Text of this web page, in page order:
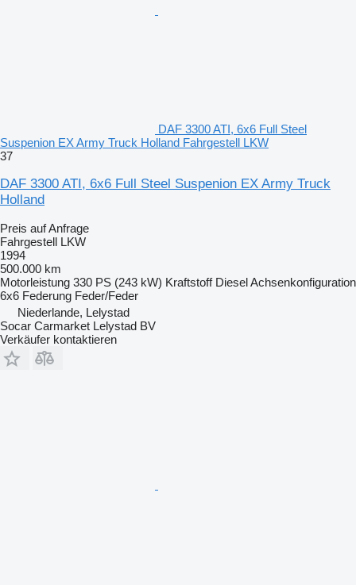
DAF 3300 ATI, 6x6 Full Steel
Suspenion EX Army Truck Holland Fahrgestell LKW
37
DAF 3300 ATI, 6x6 Full Steel Suspenion EX Army Truck
Holland
Preis auf Anfrage
Fahrgestell LKW
1994
500.000 km
Motorleistung 330 PS (243 kW) Kraftstoff DieselAchsenkonfiguration
6x6 Federung Feder/Feder
Niederlande, Lelystad
Socar Carmarket Lelystad BV
Verkäufer kontaktieren